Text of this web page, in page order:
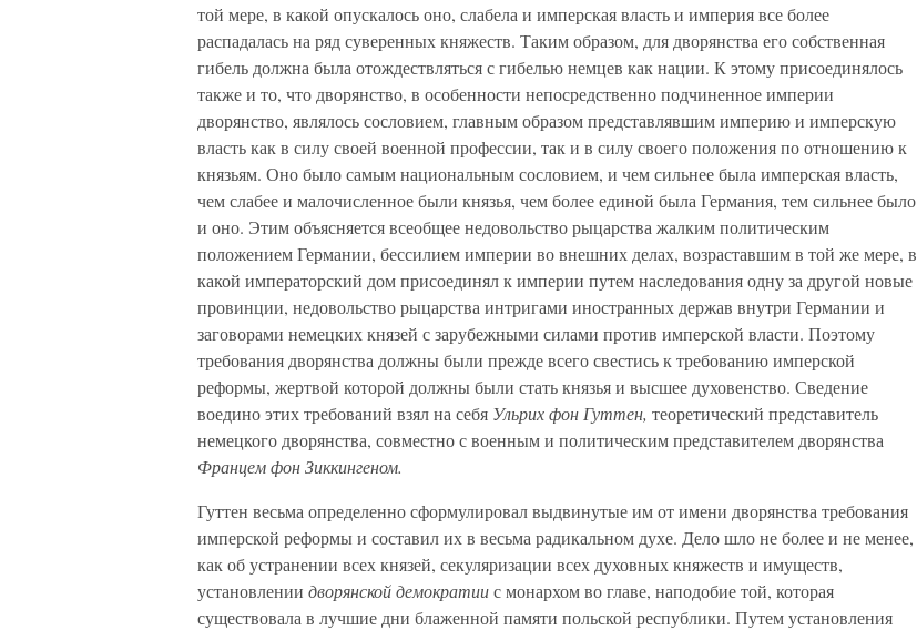
той мере, в какой опускалось оно, слабела и имперская власть и империя все более
распадалась на ряд суверенных княжеств. Таким образом, для дворянства его собственная
гибель должна была отождествляться с гибелью немцев как нации. К этому присоединялось
также и то, что дворянство, в особенности непосредственно подчиненное империи
дворянство, являлось сословием, главным образом представлявшим империю и имперскую
власть как в силу своей военной профессии, так и в силу своего положения по отношению к
князьям. Оно было самым национальным сословием, и чем сильнее была имперская власть,
чем слабее и малочисленное были князья, чем более единой была Германия, тем сильнее было
и оно. Этим объясняется всеобщее недовольство рыцарства жалким политическим
положением Германии, бессилием империи во внешних делах, возраставшим в той же мере, в
какой императорский дом присоединял к империи путем наследования одну за другой новые
провинции, недовольство рыцарства интригами иностранных держав внутри Германии и
заговорами немецких князей с зарубежными силами против имперской власти. Поэтому
требования дворянства должны были прежде всего свестись к требованию имперской
реформы, жертвой которой должны были стать князья и высшее духовенство. Сведение
воедино этих требований взял на себя Ульрих фон Гуттен, теоретический представитель
немецкого дворянства, совместно с военным и политическим представителем дворянства
Францем фон Зиккингеном.
Гуттен весьма определенно сформулировал выдвинутые им от имени дворянства требования
имперской реформы и составил их в весьма радикальном духе. Дело шло не более и не менее,
как об устранении всех князей, секуляризации всех духовных княжеств и имуществ,
установлении дворянской демократиис монархом во главе, наподобие той, которая
существовала в лучшие дни блаженной памяти польской республики. Путем установления